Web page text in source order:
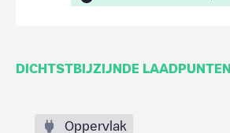
DICHTSTBIJZIJNDE LAADPUNTEN
Oppervlak